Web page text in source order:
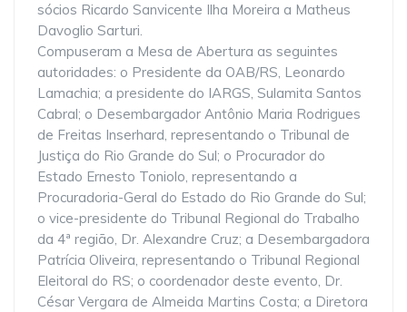
sócios Ricardo Sanvicente Ilha Moreira a Matheus
Davoglio Sarturi.
Compuseram a Mesa de Abertura as seguintes
autoridades: o Presidente da OAB/RS, Leonardo
Lamachia; a presidente do IARGS, Sulamita Santos
Cabral; o Desembargador Antônio Maria Rodrigues
de Freitas Inserhard, representando o Tribunal de
Justiça do Rio Grande do Sul; o Procurador do
Estado Ernesto Toniolo, representando a
Procuradoria-Geral do Estado do Rio Grande do Sul;
o vice-presidente do Tribunal Regional do Trabalho
da 4ª região, Dr. Alexandre Cruz; a Desembargadora
Patrícia Oliveira, representando o Tribunal Regional
Eleitoral do RS; o coordenador deste evento, Dr.
César Vergara de Almeida Martins Costa; a Diretora